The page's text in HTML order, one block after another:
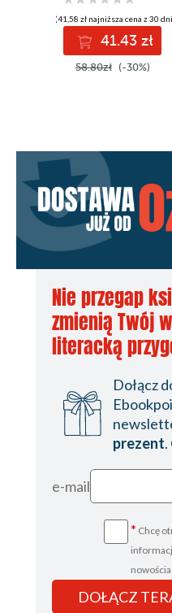
(41,58 zł najniższa cena z 30
41.43 zł
58.80zł (-30%)
Nie przegap
zmienią Twój
literacką
Dołącz
prezent
e-mail
* Chcę
DOŁĄCZ